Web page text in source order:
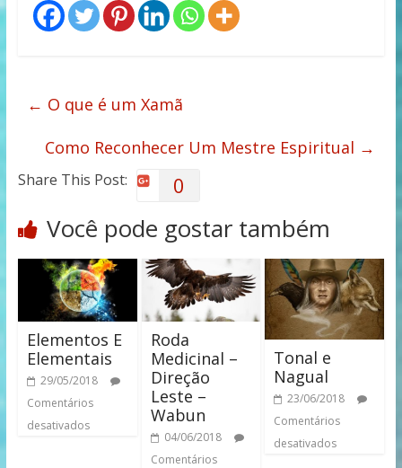
← O que é um Xamã
Como Reconhecer Um Mestre Espiritual →
Share This Post: 0
Você pode gostar também
Elementos E
Elementais
29/05/2018
Comentários
desativados
Roda
Medicinal –
Direção
Leste –
Wabun
04/06/2018
Comentários
Tonal e
Nagual
23/06/2018
Comentários
desativados